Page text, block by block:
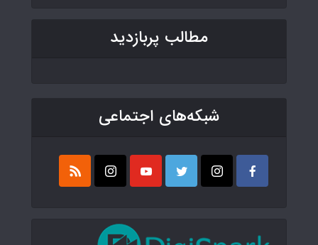
مطالب پربازدید
شبکه‌های اجتماعی